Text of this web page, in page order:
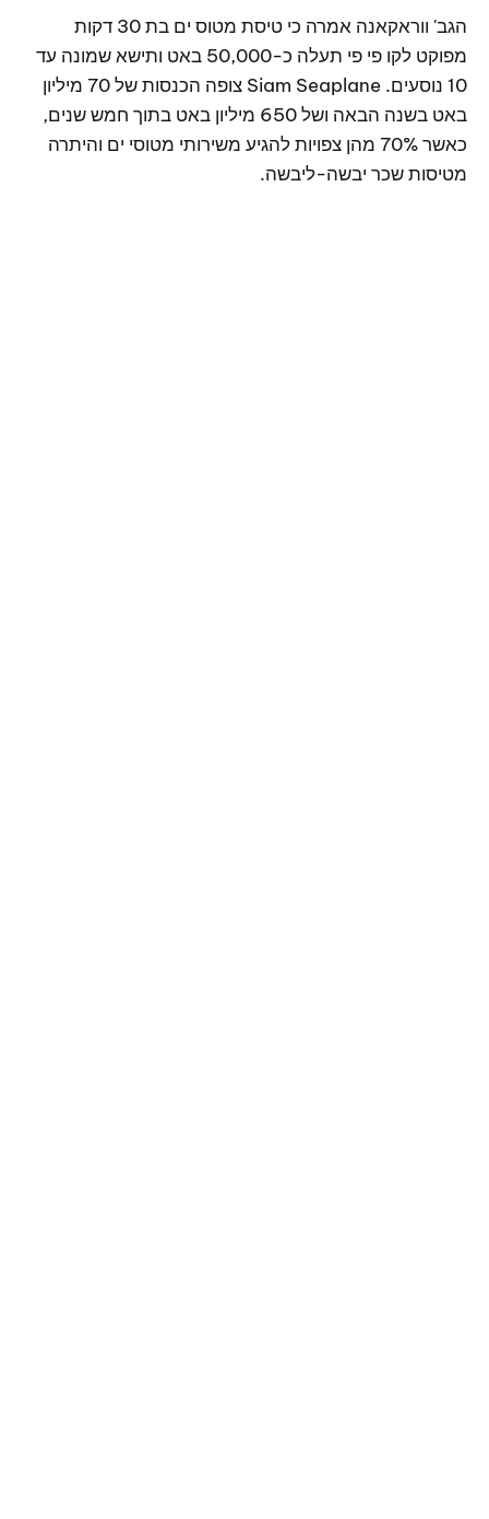
הגב' ווראקאנה אמרה כי טיסת מטוס ים בת 30 דקות
מפוקט לקו פי פי תעלה כ-50,000 באט ותישא שמונה עד
10 נוסעים. Siam Seaplane צופה הכנסות של 70 מיליון
באט בשנה הבאה ושל 650 מיליון באט בתוך חמש שנים,
כאשר 70% מהן צפויות להגיע משירותי מטוסי ים והיתרה
מטיסות שכר יבשה-ליבשה.